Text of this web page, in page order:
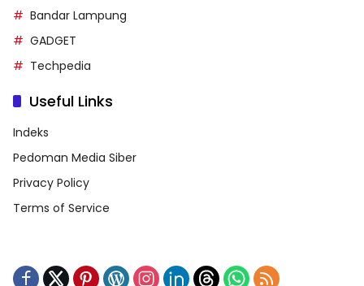
Bandar Lampung
GADGET
Techpedia
Useful Links
Indeks
Pedoman Media Siber
Privacy Policy
Terms of Service